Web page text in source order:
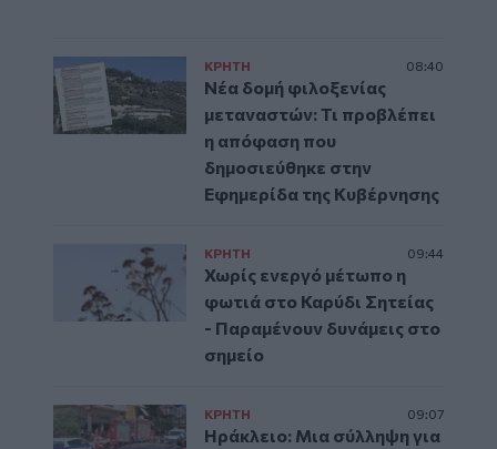
ΚΡΗΤΗ 08:40
Νέα δομή φιλοξενίας
μεταναστών: Τι προβλέπει
η απόφαση που
δημοσιεύθηκε στην
Εφημερίδα της Κυβέρνησης
ΚΡΗΤΗ 09:44
Χωρίς ενεργό μέτωπο η
φωτιά στο Καρύδι Σητείας
- Παραμένουν δυνάμεις στο
σημείο
ΚΡΗΤΗ 09:07
Ηράκλειο: Μια σύλληψη για